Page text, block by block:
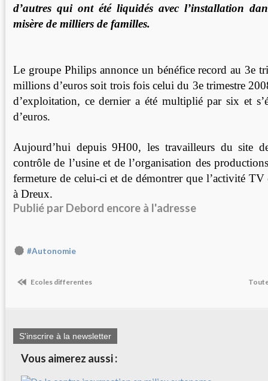
d’autres qui ont été liquidés avec l’installation
misère de milliers de familles.
Le groupe Philips annonce un bénéfice record au 3e
millions d’euros soit trois fois celui du 3e trimestre
d’exploitation, ce dernier a été multiplié par six et
d’euros.
Aujourd’hui depuis 9H00, les travailleurs du site
contrôle de l’usine et de l’organisation des
fermeture de celui-ci et de démontrer que l’activité TV
à Dreux.
Publié par Debord encore à l'adresse
#Autonomie
Ecoles differentes
S'inscrire à la newsletter
Vous aimerez aussi :